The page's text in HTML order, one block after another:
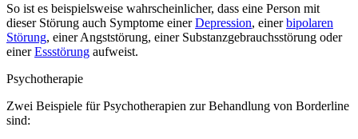
So ist es beispielsweise wahrscheinlicher, dass eine Person mit
dieser Störung auch Symptome einerDepression, einerbipolaren
Störung, einer Angststörung, einer Substanzgebrauchsstörung oder
einerEssstörung aufweist.
Psychotherapie
Zwei Beispiele für Psychotherapien zur Behandlung von Borderline
sind: